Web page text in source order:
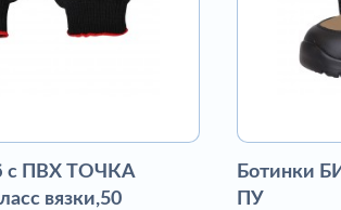
с ПВХ ТОЧКА
вязки,50
Ботинки
ПУ